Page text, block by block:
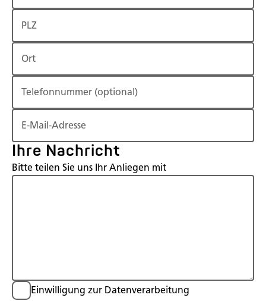
PLZ
Ort
Telefonnummer (optional)
E-Mail-Adresse
Ihre Nachricht
Bitte teilen Sie uns Ihr Anliegen mit
Einwilligung zur Datenverarbeitung